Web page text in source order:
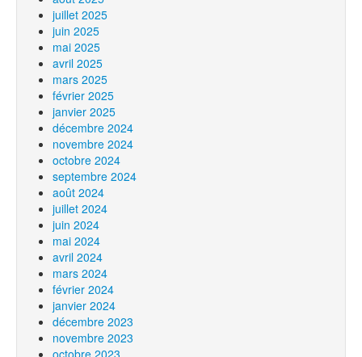
juillet 2025
juin 2025
mai 2025
avril 2025
mars 2025
février 2025
janvier 2025
décembre 2024
novembre 2024
octobre 2024
septembre 2024
août 2024
juillet 2024
juin 2024
mai 2024
avril 2024
mars 2024
février 2024
janvier 2024
décembre 2023
novembre 2023
octobre 2023